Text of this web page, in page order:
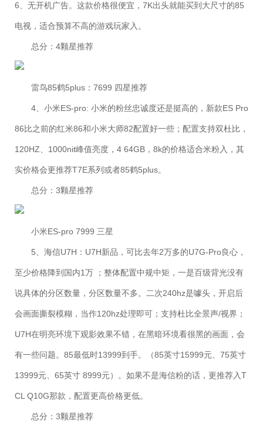
6、无开机广告。这款价格很便宜，7K出头就能买到大尺寸的85
电视，适合预算不高的游戏玩家入。
总分：4颗星推荐
雷鸟85鹤5plus：7699 四星推荐
4、小米ES-pro: 小米的粉丝忠诚度还是挺高的，新款ES Pro
86比之前的红米86和小米大师82配置好一些；配置支持双杜比，
120HZ、1000nit峰值亮度，4 64GB，8k的价格适合米粉入，其
实价格会更推荐T7E系列或者85鹤5plus。
总分：3颗星推荐
小米ES-pro 7999 三星
5、海信U7H：U7H新品，可比去年2万多的U7G-Pro良心，
至少价格降到国内1万 ；整体配置中规中矩，一是百级背光没有
说具体的分区数量，分区数量不多。二次240hz是噱头，开启后
会画面撕裂模糊，当作120hz处理即可；支持杜比全景声/视界；
U7H在明亮环境下观影效果不错，在黑暗环境看很黑的画面，会
有一些问题。85最低时13999到手。（85英寸15999元、75英寸
13999元、65英寸 8999元）。如果不是海信粉的话，更推荐入T
CL Q10G那款，配置更高价格更低。
总分：3颗星推荐